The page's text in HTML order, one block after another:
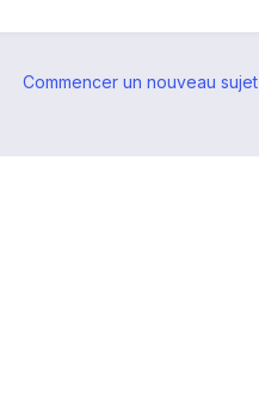
Commencer un nouveau sujet